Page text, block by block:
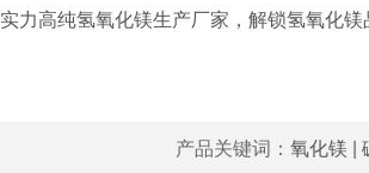
实力高纯氢氧化镁生产厂家，解锁氢氧化镁
产品关键词： 氧化镁